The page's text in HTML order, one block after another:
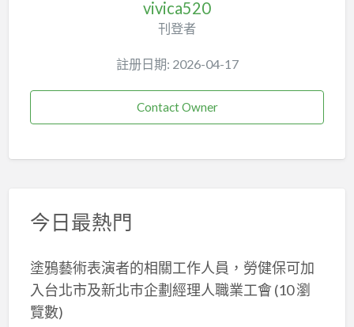
vivica520
刊登者
註册日期: 2026-04-17
Contact Owner
今日最熱門
塗鴉藝術表演者的相關工作人員，勞健保可加
入台北市及新北巿企劃經理人職業工會 (10 瀏
覽數)